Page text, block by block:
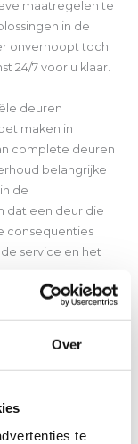
Over
te
maatregelen te
in de
onverhoopt toch
24/7 voor u klaar.
deuren
maken in
complete deuren
belangrijke
de
dat een deur die
consequenties
service en het
zeer
aan het juiste